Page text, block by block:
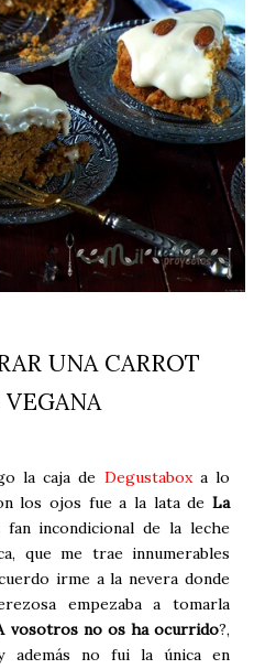
UNA CARROT
la caja de Degustaboxa lo
los ojos fue a la lata de La
fan incondicional de la leche
que me trae innumerables
irme a la nevera donde
empezaba a tomarla
vosotros no os ha ocurrido?,
además no fui la única en